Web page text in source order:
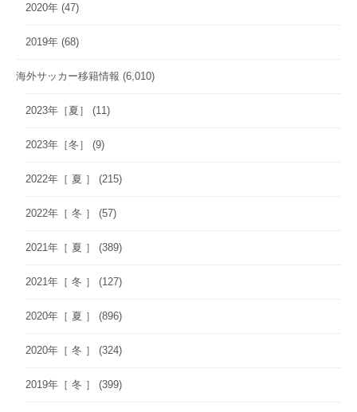
2020年 (47)
2019年 (68)
海外サッカー移籍情報 (6,010)
2023年［夏］ (11)
2023年［冬］ (9)
2022年［ 夏 ］ (215)
2022年［ 冬 ］ (57)
2021年［ 夏 ］ (389)
2021年［ 冬 ］ (127)
2020年［ 夏 ］ (896)
2020年［ 冬 ］ (324)
2019年［ 冬 ］ (399)